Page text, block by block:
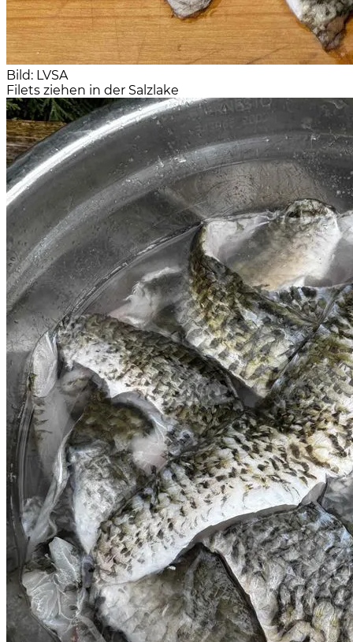
Bild: LVSA
Filets ziehen in der Salzlake